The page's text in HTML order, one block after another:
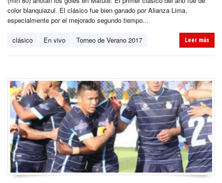
color blanquiazul. El clásico fue bien ganado por Alianza Lima,
especialmente por el mejorado segundo tiempo...
clásico En vivo Torneo de Verano 2017 Leer más